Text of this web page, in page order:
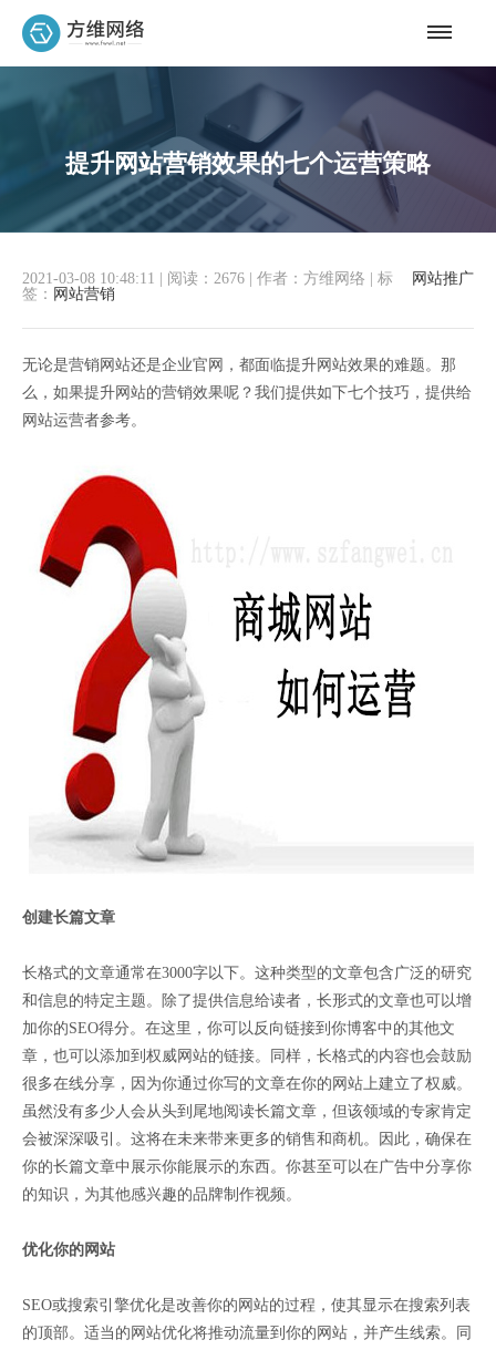
提升网站营销效果的七个运营策略
网站推广
2021-03-08 10:48:11 阅读：2676 作者：方维网络
标
签： 网站营销
无论是营销网站还是企业官网，都面临提升网站效果的难题。那
么，如果提升网站的营销效果呢？我们提供如下七个技巧，提供给
网站运营者参考。
创建长篇文章
长格式的文章通常在3000字以下。这种类型的文章包含广泛的研究
和信息的特定主题。除了提供信息给读者，长形式的文章也可以增
加你的SEO得分。在这里，你可以反向链接到你博客中的其他文
章，也可以添加到权威网站的链接。同样，长格式的内容也会鼓励
很多在线分享，因为你通过你写的文章在你的网站上建立了权威。
虽然没有多少人会从头到尾地阅读长篇文章，但该领域的专家肯定
会被深深吸引。这将在未来带来更多的销售和商机。因此，确保在
你的长篇文章中展示你能展示的东西。你甚至可以在广告中分享你
的知识，为其他感兴趣的品牌制作视频。
优化你的网站
SEO或搜索引擎优化是改善你的网站的过程，使其显示在搜索列表
的顶部。适当的网站优化将推动流量到你的网站，并产生线索。同